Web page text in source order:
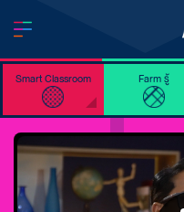
Smart Classroom Farm รู้